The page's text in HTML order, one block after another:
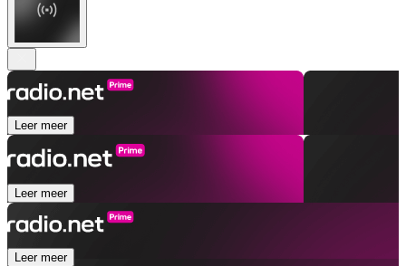
Leer meer
Leer meer
Leer meer